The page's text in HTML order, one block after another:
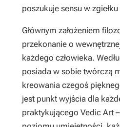
poszukuje sensu w
Głównym założeniem
przekonanie o
każdego człowieka.
posiada w sobie twórczą
kreowania czegoś
jest punkt wyjścia dla
praktykującego Vedic Art